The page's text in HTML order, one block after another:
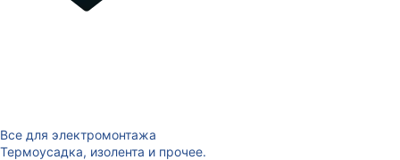
Все для электромонтажа
Термоусадка, изолента и прочее.